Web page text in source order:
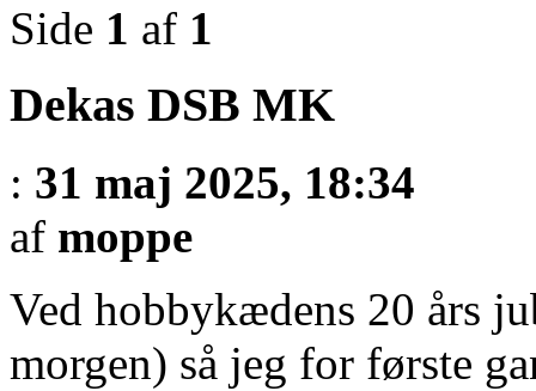
Side 1 af 1
Dekas DSB MK
: 31 maj 2025, 18:34
af moppe
Ved hobbykædens 20 års
morgen) så jeg for første